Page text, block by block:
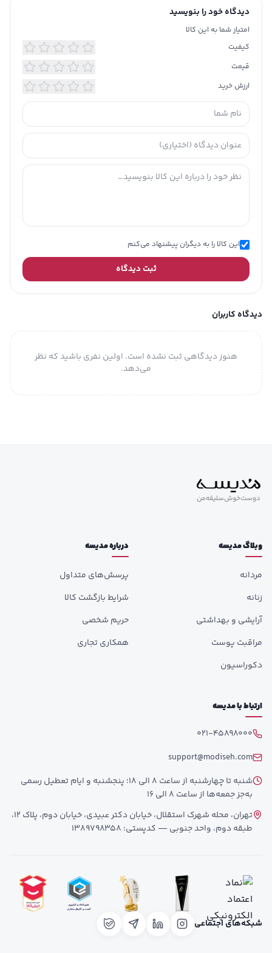
دیدگاه خود را بنویسید
امتیاز شما به این کالا
کیفیت
قیمت
ارزش خرید
این کالا را به دیگران پیشنهاد می‌کنم
ثبت دیدگاه
دیدگاه کاربران
هنوز دیدگاهی ثبت نشده است. اولین نفری باشید که نظر
می‌دهد.
وبلاگ مدیسه
مردانه
زنانه
آرایشی و بهداشتی
مراقبت پوست
دکوراسیون
درباره مدیسه
پرسش‌های متداول
شرایط بازگشت کالا
حریم شخصی
همکاری تجاری
ارتباط با مدیسه
021-45898000
support@modiseh.com
شنبه تا چهارشنبه از ساعت 8 الی 18؛ پنجشنبه و ایام تعطیل رسمی
به‌جز جمعه‌ها از ساعت 8 الی 16
تهران، محله شهرک استقلال، خیابان دکتر عبیدی، خیابان دوم، پلاک 12،
طبقه دوم، واحد جنوبی — کدپستی: 1389798358
شبکه‌های اجتماعی